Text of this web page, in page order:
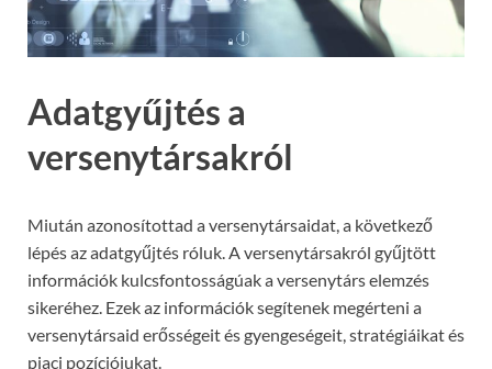
Adatgyűjtés a
versenytársakról
Miután azonosítottad a versenytársaidat, a következő
lépés az adatgyűjtés róluk. A versenytársakról gyűjtött
információk kulcsfontosságúak a versenytárs elemzés
sikeréhez. Ezek az információk segítenek megérteni a
versenytársaid erősségeit és gyengeségeit, stratégiáikat és
piaci pozíciójukat.